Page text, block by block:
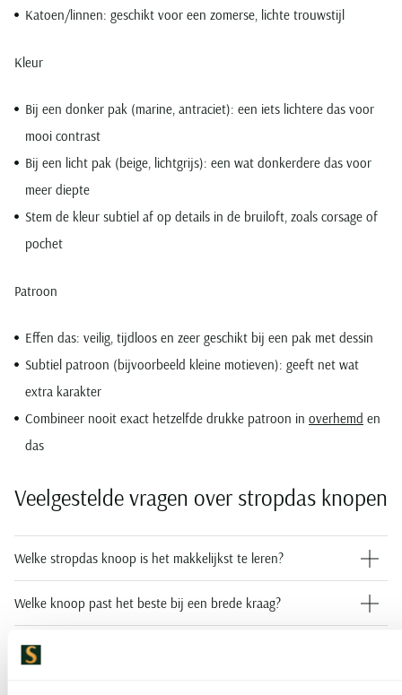
Katoen/linnen: geschikt voor een zomerse, lichte trouwstijl
Kleur
Bij een donker pak (marine, antraciet): een iets lichtere das voor
mooi contrast
Bij een licht pak (beige, lichtgrijs): een wat donkerdere das voor
meer diepte
Stem de kleur subtiel af op details in de bruiloft, zoals corsage of
pochet
Patroon
Effen das: veilig, tijdloos en zeer geschikt bij een pak met dessin
Subtiel patroon (bijvoorbeeld kleine motieven): geeft net wat
extra karakter
Combineer nooit exact hetzelfde drukke patroon in overhemd en
das
Veelgestelde vragen over stropdas knopen
Welke stropdas knoop is het makkelijkst te leren?
Welke knoop past het beste bij een brede kraag?
Hoe voorkom ik dat mijn stropdas te lang of te kort is?